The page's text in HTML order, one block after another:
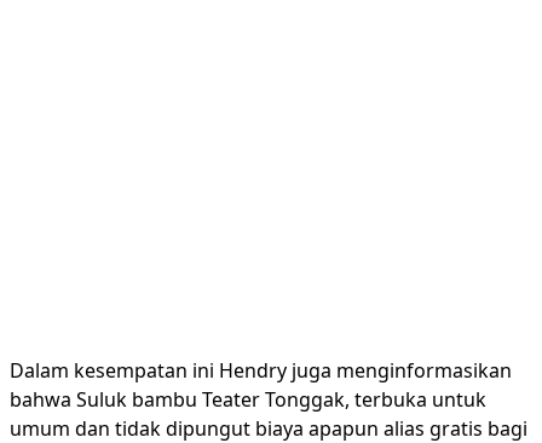
Dalam kesempatan ini Hendry juga menginformasikan
bahwa Suluk bambu Teater Tonggak, terbuka untuk
umum dan tidak dipungut biaya apapun alias gratis bagi